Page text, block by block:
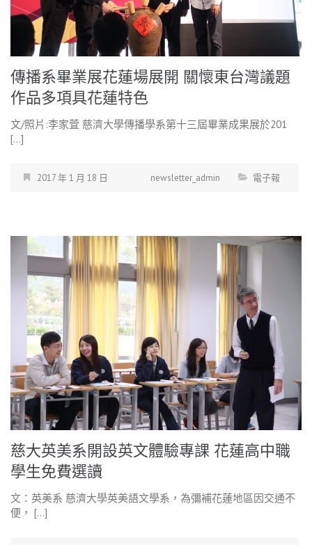
傳播系畢業展花蓮場展開 關懷東台灣議題
作品多項具花蓮特色
文/照片:李家萓 慈濟大學傳播學系第十三屆畢業成果展於201
[…]
2017 年 1 月 18 日 newsletter_admin 電子報
慈大英美系開設英文體驗專課 花蓮高中職
學生免費選讀
文：英美系 慈濟大學英美語文學系，為彌補花蓮地區因交通不
便， […]